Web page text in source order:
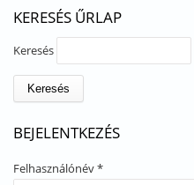
KERESÉS ŰRLAP
Keresés
BEJELENTKEZÉS
Felhasználónév*